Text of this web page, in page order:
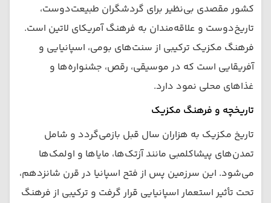
کشور مقصدی بی‌نظیر برای گردشگران طبیعت‌دوست،
تاریخ‌دوست و علاقه‌مندان به فرهنگ آمریکای لاتین است.
فرهنگ مکزیک ترکیبی از سنت‌های بومی، اسپانیایی و
آفریقایی است که در موسیقی، رقص، جشنواره‌ها و
غذاهای محلی نمود دارد.
تاریخچه و فرهنگ مکزیک
تاریخ مکزیک به هزاران سال قبل بازمی‌گردد و شامل
تمدن‌های پیشاکلمبی مانند آزتک‌ها، مایاها و اولمک‌ها
می‌شود. این سرزمین پس از فتح اسپانیا در قرن شانزدهم،
تحت تأثیر استعمار اسپانیایی قرار گرفت و ترکیبی از فرهنگ